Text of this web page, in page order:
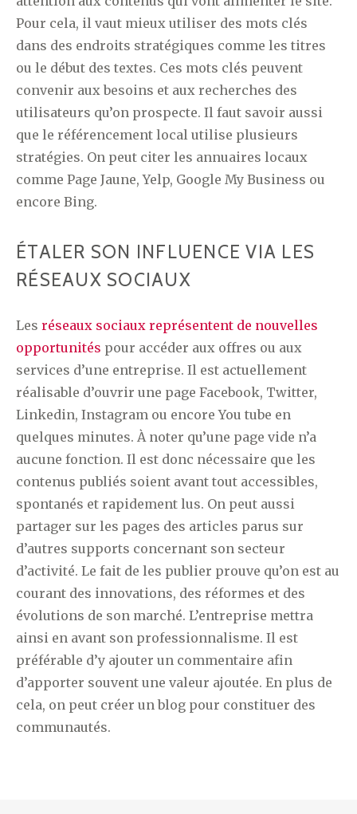
Pour cela, il vaut mieux utiliser des mots clés
dans des endroits stratégiques comme les titres
ou le début des textes. Ces mots clés peuvent
convenir aux besoins et aux recherches des
utilisateurs qu’on prospecte. Il faut savoir aussi
que le référencement local utilise plusieurs
stratégies. On peut citer les annuaires locaux
comme Page Jaune, Yelp, Google My Business ou
encore Bing.
ÉTALER SON INFLUENCE VIA LES
RÉSEAUX SOCIAUX
Les réseaux sociaux représentent de nouvelles
opportunités pour accéder aux offres ou aux
services d’une entreprise. Il est actuellement
réalisable d’ouvrir une page Facebook, Twitter,
Linkedin, Instagram ou encore You tube en
quelques minutes. À noter qu’une page vide n’a
aucune fonction. Il est donc nécessaire que les
contenus publiés soient avant tout accessibles,
spontanés et rapidement lus. On peut aussi
partager sur les pages des articles parus sur
d’autres supports concernant son secteur
d’activité. Le fait de les publier prouve qu’on est au
courant des innovations, des réformes et des
évolutions de son marché. L’entreprise mettra
ainsi en avant son professionnalisme. Il est
préférable d’y ajouter un commentaire afin
d’apporter souvent une valeur ajoutée. En plus de
cela, on peut créer un blog pour constituer des
communautés.